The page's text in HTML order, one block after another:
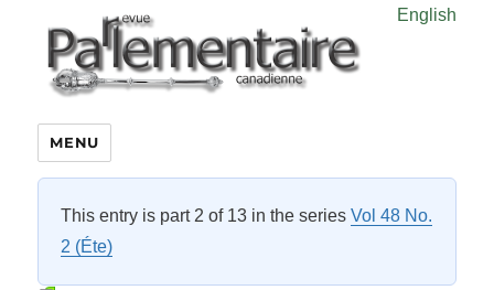
English
MENU
This entry is part 2 of 13 in the seriesVol 48 No.
2 (Éte)